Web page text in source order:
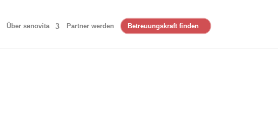
Über senovita Partner werden Betreuungskraft finden